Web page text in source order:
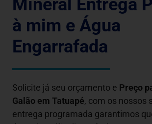
Mineral Entrega
à mim e Água
Engarrafada
Solicite já seu orçamento e Preço
Galão em Tatuapé, com os nossos
entrega programada garantimos